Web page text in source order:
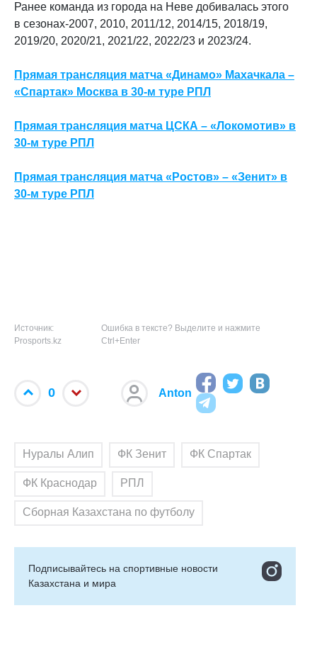
Ранее команда из города на Неве добивалась этого
в сезонах-2007, 2010, 2011/12, 2014/15, 2018/19,
2019/20, 2020/21, 2021/22, 2022/23 и 2023/24.
Прямая трансляция матча «Динамо» Махачкала –
«Спартак» Москва в 30-м туре РПЛ
Прямая трансляция матча ЦСКА – «Локомотив» в
30-м туре РПЛ
Прямая трансляция матча «Ростов» – «Зенит» в
30-м туре РПЛ
Источник:
Prosports.kz
Ошибка в тексте? Выделите и нажмите
Ctrl+Enter
0 Anton
Нуралы Алип ФК Зенит ФК Спартак
ФК Краснодар РПЛ
Сборная Казахстана по футболу
Подписывайтесь на cпортивные новости
Казахстана и мира